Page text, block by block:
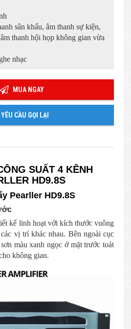
sân khấu, âm thanh sự kiện,
thanh hội họp không gian vừa
nhạc
MUA NGAY
YÊU CẦU GỌI LẠI
SUẤT 4 KÊNH
HD9.8S
Pearller HD9.8S
kế linh hoạt với kích thước vuông
vị trí khác nhau. Bên ngoài cục
màu xanh ngọc ở mặt trước toát
không gian.